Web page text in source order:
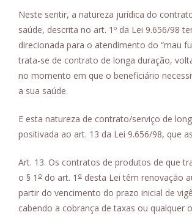
Neste sentir, a natureza jurídica do
saúde, descrita no art. 1º da Lei 9.656/98
direcionada para o atendimento do “mau
trata-se de contrato de longa duração,
no momento em que o beneficiário
a sua saúde.
E esta natureza de contrato/serviço de
positivada ao art. 13 da Lei 9.656/98, que
Art. 13. Os contratos de produtos de que
o § 1 o do art. 1 o desta Lei têm renovação
partir do vencimento do prazo inicial de
cabendo a cobrança de taxas ou qualquer